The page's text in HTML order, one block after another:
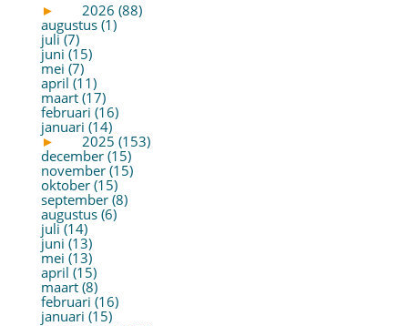
►
2026 (88)
augustus (1)
juli (7)
juni (15)
mei (7)
april (11)
maart (17)
februari (16)
januari (14)
►
2025 (153)
december (15)
november (15)
oktober (15)
september (8)
augustus (6)
juli (14)
juni (13)
mei (13)
april (15)
maart (8)
februari (16)
januari (15)